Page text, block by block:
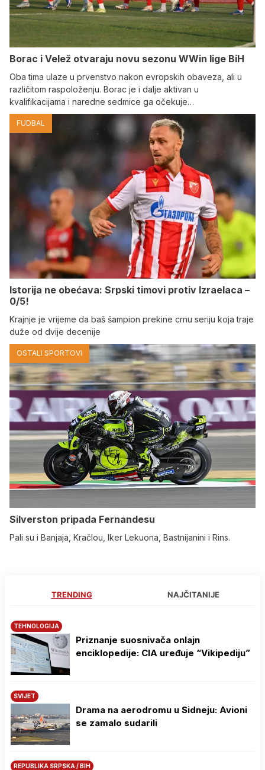
Borac i Velež otvaraju novu sezonu WWin lige BiH
Oba tima ulaze u prvenstvo nakon evropskih obaveza, ali u
različitom raspoloženju. Borac je i dalje aktivan u
kvalifikacijama i naredne sedmice ga očekuje…
FUDBAL
Istorija ne obećava: Srpski timovi protiv Izraelaca –
0/5!
Krajnje je vrijeme da baš šampion prekine crnu seriju koja traje
duže od dvije decenije
OSTALI SPORTOVI
Silverston pripada Fernandesu
Pali su i Banjaja, Kračlou, Iker Lekuona, Bastnijanini i Rins.
TRENDING NAJČITANIJE
TEHNOLOGIJA
Priznanje suosnivača onlajn
enciklopedije: CIA uređuje “Vikipediju”
SVIJET
Drama na aerodromu u Sidneju: Avioni
se zamalo sudarili
REPUBLIKA SRPSKA / BIH